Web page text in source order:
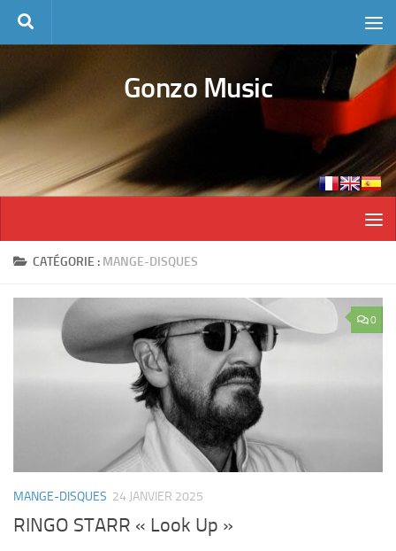
Skip to content
Gonzo Music
CATÉGORIE : MANGE-DISQUES
0
MANGE-DISQUES 24 JANVIER 2025
RINGO STARR « Look Up »